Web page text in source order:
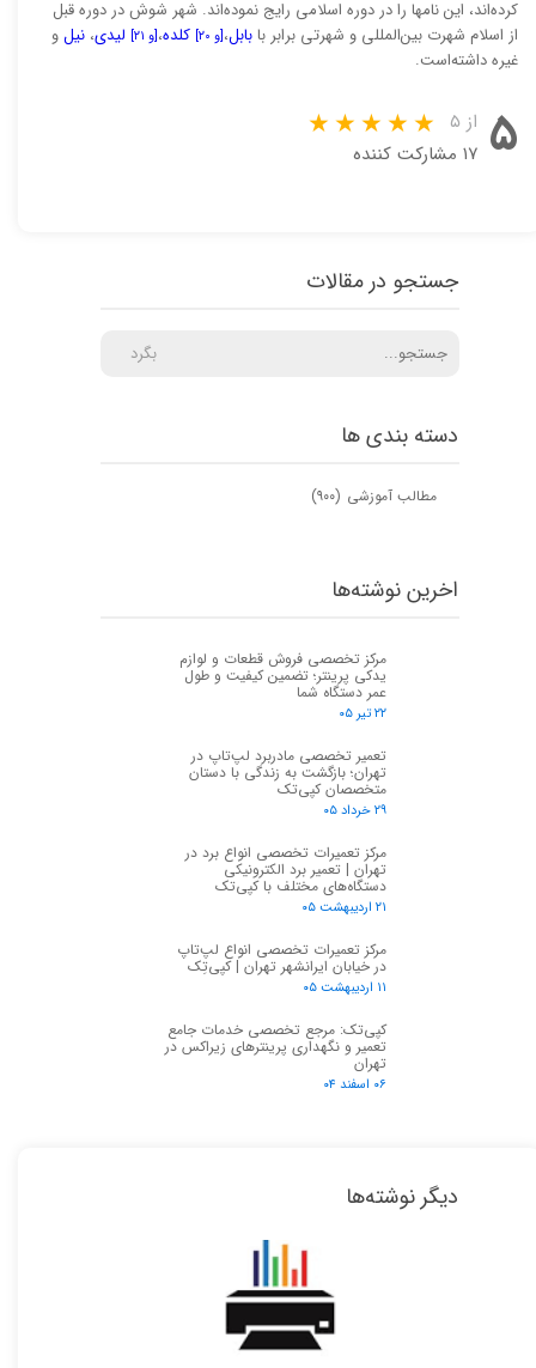
کرده‌اند، این نامها را در دوره اسلامی رایج نموده‌اند. شهر شوش در دوره قبل
از اسلام شهرت بین‌المللی و شهرتی برابر بابابل،[و ۲۰] کلده،[و ۲۱] لیدی، نیلو
غیره داشته‌است.
۵ از ۵
۱۷ مشارکت کننده
دسته بندی ها
مطالب آموزشی (۹۰۰)
جستجو در مقالات
بگرد
اخرین نوشته‌ها
مرکز تخصصی فروش قطعات و لوازم
یدکی پرینتر؛ تضمین کیفیت و طول
عمر دستگاه شما
۲۲ تیر ۰۵
تعمیر تخصصی مادربرد لپ‌تاپ در
تهران؛ بازگشت به زندگی با دستان
متخصصان کپی‌تک
۲۹ خرداد ۰۵
مرکز تعمیرات تخصصی انواع برد در
تهران | تعمیر برد الکترونیکی
دستگاه‌های مختلف با کپی‌تک
۲۱ اردیبهشت ۰۵
مرکز تعمیرات تخصصی انواع لپ‌تاپ
در خیابان ایرانشهر تهران | کپی‌تِک
۱۱ اردیبهشت ۰۵
کپی‌تک: مرجع تخصصی خدمات جامع
تعمیر و نگهداری پرینترهای زیراکس در
تهران
۰۶ اسفند ۰۴
دیگر نوشته‌ها